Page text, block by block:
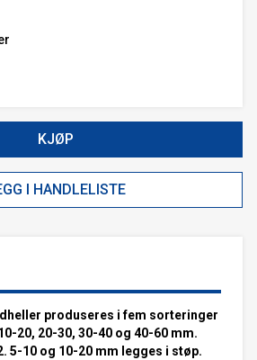
KJØP
I HANDLELISTE
produseres i fem sorteringer
20, 20-30, 30-40 og 40-60 mm.
5-10 og 10-20 mm legges i støp.